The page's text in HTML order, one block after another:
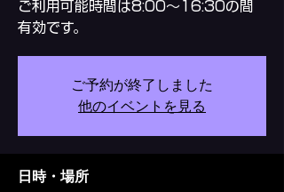
ご利用可能時間は8:00～16:30の間
ご予約が終了しました
他のイベントを見る
日時・場所